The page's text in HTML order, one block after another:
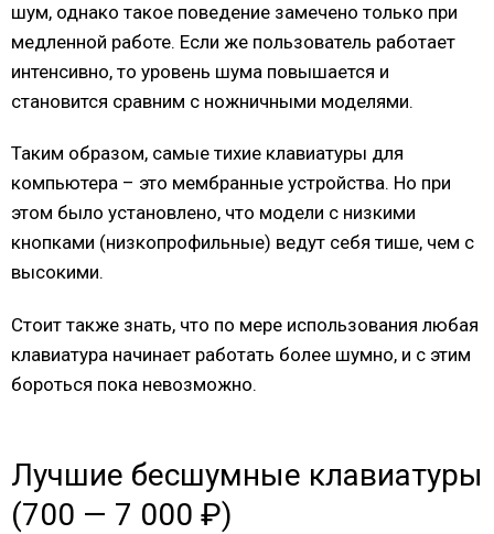
шум, однако такое поведение замечено только при
медленной работе. Если же пользователь работает
интенсивно, то уровень шума повышается и
становится сравним с ножничными моделями.
Таким образом, самые тихие клавиатуры для
компьютера – это мембранные устройства. Но при
этом было установлено, что модели с низкими
кнопками (низкопрофильные) ведут себя тише, чем с
высокими.
Стоит также знать, что по мере использования любая
клавиатура начинает работать более шумно, и с этим
бороться пока невозможно.
Лучшие бесшумные клавиатуры
(700 — 7 000 ₽)